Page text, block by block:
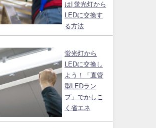
は| 蛍光灯から
LEDに交換す
る方法
蛍光灯から
LEDに交換し
よう！「直管
型LEDラン
プ」でかしこ
く省エネ